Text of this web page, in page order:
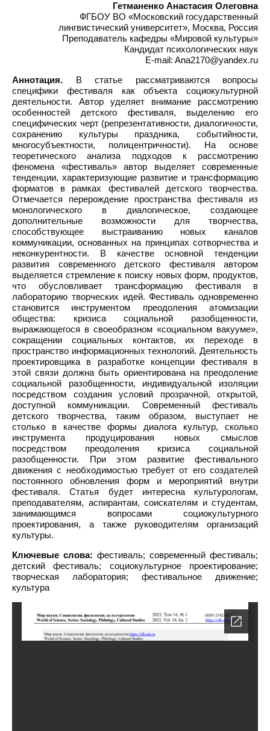
Гетманенко Анастасия Олеговна
ФГБОУ ВО «Московский государственный
лингвистический университет», Москва, Россия
Преподаватель кафедры «Мировой культуры»
Кандидат психологических наук
E-mail: Ana2170@yandex.ru
Аннотация. В статье рассматриваются вопросы
специфики фестиваля как объекта социокультурной
деятельности. Автор уделяет внимание рассмотрению
особенностей детского фестиваля, выделению его
специфических черт (репрезентативности, диалогичности,
сохранению культуры праздника, событийности,
многосубъектности, полицентричности). На основе
теоретического анализа подходов к рассмотрению
феномена «фестиваль» автор выделяет современные
тенденции, характеризующие развитие и трансформацию
форматов в рамках фестивалей детского творчества.
Отмечается перерождение пространства фестиваля из
монологического в диалогическое, создающее
дополнительные возможности для творчества,
способствующее выстраиванию новых каналов
коммуникации, основанных на принципах сотворчества и
неконкурентности. В качестве основной тенденции
развития современного детского фестиваля автором
выделяется стремление к поиску новых форм, продуктов,
что обусловливает трансформацию фестиваля в
лабораторию творческих идей. Фестиваль одновременно
становится инструментом преодоления атомизации
общества: кризиса социальной разобщенности,
выражающегося в своеобразном «социальном вакууме»,
сокращении социальных контактов, их переходе в
пространство информационных технологий. Деятельность
проектировщика в разработке концепции фестиваля в
этой связи должна быть ориентирована на преодоление
социальной разобщенности, индивидуальной изоляции
посредством создания условий прозрачной, открытой,
доступной коммуникации. Современный фестиваль
детского творчества, таким образом, выступает не
столько в качестве формы диалога культур, сколько
инструмента продуцирования новых смыслов
посредством преодоления кризиса социальной
разобщенности. При этом развитие фестивального
движения с необходимостью требует от его создателей
постоянного обновления форм и мероприятий внутри
фестиваля. Статья будет интересна культурологам,
преподавателям, аспирантам, соискателям и студентам,
занимающимся вопросами социокультурного
проектирования, а также руководителям организаций
культуры.
Ключевые слова: фестиваль; современный фестиваль;
детский фестиваль; социокультурное проектирование;
творческая лаборатория; фестивальное движение;
культура